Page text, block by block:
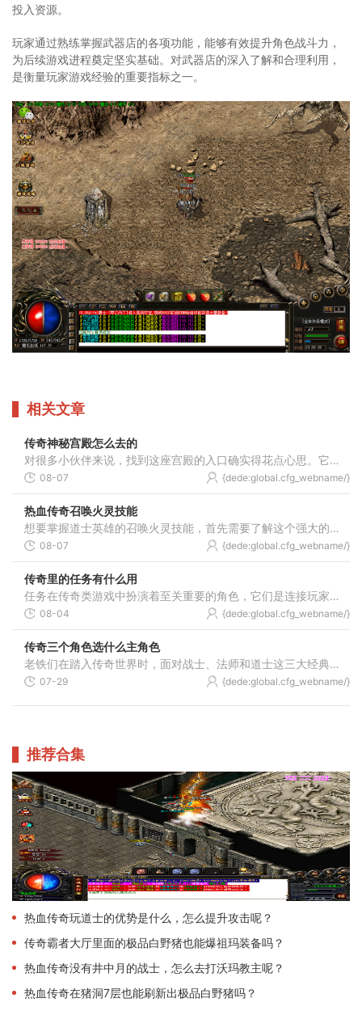
投入资源。
玩家通过熟练掌握武器店的各项功能，能够有效提升角色战斗力，
为后续游戏进程奠定坚实基础。对武器店的深入了解和合理利用，
是衡量玩家游戏经验的重要指标之一。
相关文章
传奇神秘宫殿怎么去的
对很多小伙伴来说，找到这座宫殿的入口确实得花点心思。它通常隐藏在某个地图的角落，或者需要完成特定的任务才能解锁。进入宫殿前，记得先看看自己有没有达到必要的等级，或
08-07 {dede:global.cfg_webname/}
热血传奇召唤火灵技能
想要掌握道士英雄的召唤火灵技能，首先需要了解这个强大的召唤兽是怎么获得的。这个技能书通常会在特定的游戏活动中出现，比如新年赐福这类活动就有机会拿到。记住这是专门为
08-07 {dede:global.cfg_webname/}
传奇里的任务有什么用
任务在传奇类游戏中扮演着至关重要的角色，它们是连接玩家与游戏世界的纽带，通过完成任务玩家能够深入了解游戏机制和世界观。任务不仅是推动游戏进程的核心要素，更是玩家获
08-04 {dede:global.cfg_webname/}
传奇三个角色选什么主角色
老铁们在踏入传奇世界时，面对战士、法师和道士这三大经典职业，选择合适的定位决定了你的成长轨迹。战士凭借坚实的身躯与刚猛的物理输出立足于近身搏杀，法师运用自然元素释
07-29 {dede:global.cfg_webname/}
推荐合集
热血传奇玩道士的优势是什么，怎么提升攻击呢？
传奇霸者大厅里面的极品白野猪也能爆祖玛装备吗？
热血传奇没有井中月的战士，怎么去打沃玛教主呢？
热血传奇在猪洞7层也能刷新出极品白野猪吗？